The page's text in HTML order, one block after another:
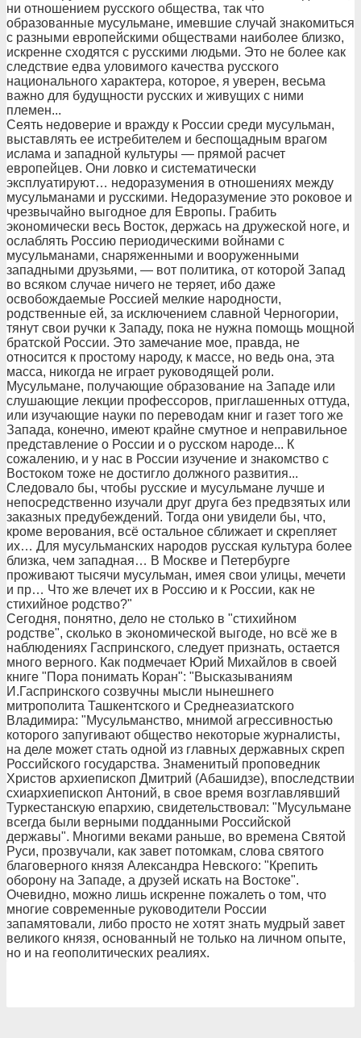
ни отношением русского общества, так что
образованные мусульмане, имевшие случай знакомиться
с разными европейскими обществами наиболее близко,
искренне сходятся с русскими людьми. Это не более как
следствие едва уловимого качества русского
национального характера, которое, я уверен, весьма
важно для будущности русских и живущих с ними
племен...
Сеять недоверие и вражду к России среди мусульман,
выставлять ее истребителем и беспощадным врагом
ислама и западной культуры — прямой расчет
европейцев. Они ловко и систематически
эксплуатируют… недоразумения в отношениях между
мусульманами и русскими. Недоразумение это роковое и
чрезвычайно выгодное для Европы. Грабить
экономически весь Восток, держась на дружеской ноге, и
ослаблять Россию периодическими войнами с
мусульманами, снаряженными и вооруженными
западными друзьями, — вот политика, от которой Запад
во всяком случае ничего не теряет, ибо даже
освобождаемые Россией мелкие народности,
родственные ей, за исключением славной Черногории,
тянут свои ручки к Западу, пока не нужна помощь мощной
братской России. Это замечание мое, правда, не
относится к простому народу, к массе, но ведь она, эта
масса, никогда не играет руководящей роли.
Мусульмане, получающие образование на Западе или
слушающие лекции профессоров, приглашенных оттуда,
или изучающие науки по переводам книг и газет того же
Запада, конечно, имеют крайне смутное и неправильное
представление о России и о русском народе... К
сожалению, и у нас в России изучение и знакомство с
Востоком тоже не достигло должного развития...
Следовало бы, чтобы русские и мусульмане лучше и
непосредственно изучали друг друга без предвзятых или
заказных предубеждений. Тогда они увидели бы, что,
кроме верования, всё остальное сближает и скрепляет
их… Для мусульманских народов русская культура более
близка, чем западная… В Москве и Петербурге
проживают тысячи мусульман, имея свои улицы, мечети
и пр… Что же влечет их в Россию и к России, как не
стихийное родство?"
Сегодня, понятно, дело не столько в "стихийном
родстве", сколько в экономической выгоде, но всё же в
наблюдениях Гаспринского, следует признать, остается
много верного. Как подмечает Юрий Михайлов в своей
книге "Пора понимать Коран": "Высказываниям
И.Гаспринского созвучны мысли нынешнего
митрополита Ташкентского и Среднеазиатского
Владимира: "Мусульманство, мнимой агрессивностью
которого запугивают общество некоторые журналисты,
на деле может стать одной из главных державных скреп
Российского государства. Знаменитый проповедник
Христов архиепископ Дмитрий (Абашидзе), впоследствии
схиархиепископ Антоний, в свое время возглавлявший
Туркестанскую епархию, свидетельствовал: "Мусульмане
всегда были верными подданными Российской
державы". Многими веками раньше, во времена Святой
Руси, прозвучали, как завет потомкам, слова святого
благоверного князя Александра Невского: "Крепить
оборону на Западе, а друзей искать на Востоке".
Очевидно, можно лишь искренне пожалеть о том, что
многие современные руководители России
запамятовали, либо просто не хотят знать мудрый завет
великого князя, основанный не только на личном опыте,
но и на геополитических реалиях.